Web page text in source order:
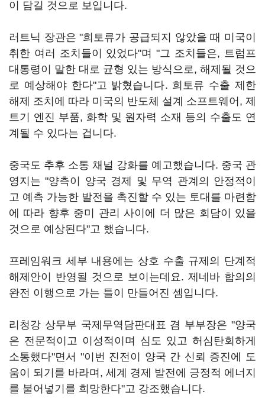
이 담길 것으로 보입니다.
러트닉 장관은 "희토류가 공급되지 않았을 때 미국이
취한 여러 조치들이 있었다"며 "그 조치들은, 트럼프
대통령이 말한 대로 균형 있는 방식으로, 해제될 것으
로 예상해야 한다"고 밝혔습니다. 희토류 수출 제한
해제 조치에 따라 미국의 반도체 설계 소프트웨어, 제
트기 엔진 부품, 화학 및 원자력 소재 등의 수출도 연
계될 수 있다는 겁니다.
중국도 추후 소통 채널 강화를 예고했습니다. 중국 관
영지는 "양측이 양국 경제 및 무역 관계의 안정적이
고 예측 가능한 발전을 촉진할 수 있는 토대를 마련함
에 따라 향후 중미 관리 사이에 더 많은 회담이 있을
것으로 예상된다"고 했습니다.
프레임워크 세부 내용에는 상호 수출 규제의 단계적
해제안이 반영될 것으로 보이는데요. 제네바 합의의
완전 이행으로 가는 틀이 만들어진 셈입니다.
리청강 상무부 국제무역담판대표 겸 부부장은 "양국
은 전문적이고 이성적이며 심도 있고 허심탄회하게
소통했다"면서 "이번 진전이 양국 간 신뢰 증진에 도
움이 되기를 바라며, 세계 경제 발전에 긍정적 에너지
를 불어넣기를 희망한다"고 강조했습니다.